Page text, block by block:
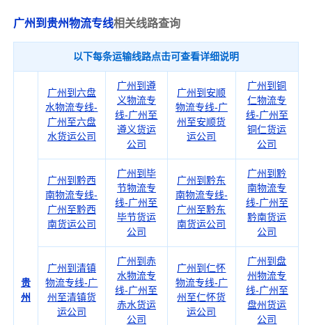
广州到贵州物流专线相关线路查询
以下每条运输线路点击可查看详细说明
贵
州
广州到六盘
水物流专线-
广州至六盘
水货运公司
广州到遵
义物流专
线-广州至
遵义货运
公司
广州到安顺
物流专线-广
州至安顺货
运公司
广州到铜
仁物流专
线-广州至
铜仁货运
公司
广州到黔西
南物流专线-
广州至黔西
南货运公司
广州到毕
节物流专
线-广州至
毕节货运
公司
广州到黔东
南物流专线-
广州至黔东
南货运公司
广州到黔
南物流专
线-广州至
黔南货运
公司
广州到清镇
物流专线-广
州至清镇货
运公司
广州到赤
水物流专
线-广州至
赤水货运
公司
广州到仁怀
物流专线-广
州至仁怀货
运公司
广州到盘
州物流专
线-广州至
盘州货运
公司